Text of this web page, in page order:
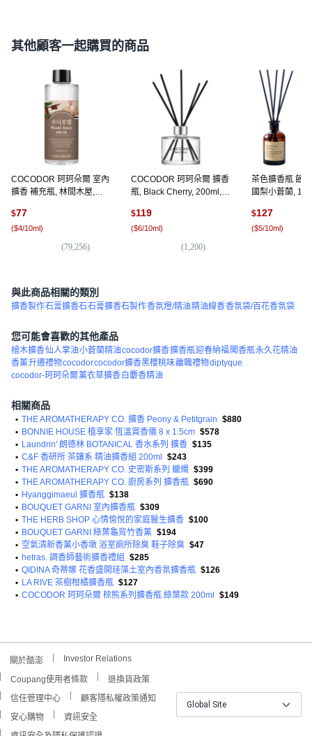
其他顧客一起購買的商品
COCODOR 珂珂朵爾 室內
擴香 補充瓶, 林間木屋,
$77
($4/10ml)
(79,256)
COCODOR 珂珂朵爾 擴香
瓶, Black Cherry, 200ml, 1
$119
($6/10ml)
(1,200)
茶色擴香瓶 飯
國梨小蒼蘭,
$127
($5/10ml)
與此商品相關的類別
擴香製作石膏擴香石石膏擴香石製作香氛燈/精油精油線香香氛袋/百花香氛袋
您可能會喜歡的其他產品
檜木擴香仙人掌油小蒼蘭精油cocodor擴香擴香瓶迎春納福 聞香瓶永久花精油
香薰升遷禮物cocodorcocodor擴香黑櫻桃味離職禮物diptyque
cocodor-珂珂朵爾薰衣草擴香 白麝香精油
相關商品
• THE AROMATHERAPY CO. 擴香 Peony & Petitgrain $880
• BONNIE HOUSE 植享家 恆溫賞香儀 8 x 1.5cm $578
• Laundrin' 朗德林 BOTANICAL 香水系列 擴香 $135
• C&F 香研所 茶鑲系 精油擴香組 200ml
$243
• THE AROMATHERAPY CO. 史密斯系列 蠟燭 $399
• THE AROMATHERAPY CO. 廚房系列 擴香瓶 $690
• Hyanggimaeul 擴香瓶 $138
• BOUQUET GARNI 室內擴香瓶 $309
• THE HERB SHOP 心情愉悅的家庭醫生擴香 $100
• BOUQUET GARNI 綠葉龜背竹香薰 $194
• 空氣清新香薰小香墩 浴室廁所除臭 鞋子除臭 $47
• hetras. 調香師藝術擴香禮組
$285
• QIDINA 奇蒂娜 花香盛開珪藻土室內香氛擴香瓶 $126
• LA RIVE 茶樹柑橘擴香瓶 $127
• COCODOR 珂珂朵爾 棕熊系列擴香瓶 綠葉款 200ml $149
關於酷澎 Investor Relations
Coupang使用者條款
退換貨政策
信任管理中心
顧客隱私權政策通知
安心購物
資訊安全
Global Site